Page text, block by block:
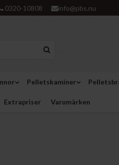
0320-10808 info@pbs.nu
Pelletskaminer
Extrapriser Varumärken